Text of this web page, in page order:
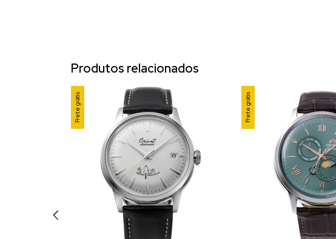
Produtos relacionados
Frete grátis Frete grátis